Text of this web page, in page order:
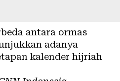
antara ormas
adanya
kalender hijriah